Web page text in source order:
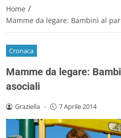
Home /
Mamme da legare: Bambini al
Cronaca
Mamme da legare:
asociali
Graziella - 7 Aprile 2014